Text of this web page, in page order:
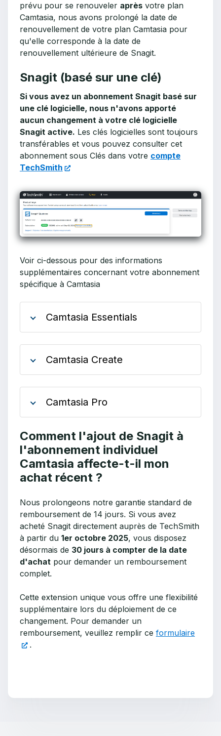
prévu pour se renouveler après votre plan
Camtasia, nous avons prolongé la date de
renouvellement de votre plan Camtasia pour
qu'elle corresponde à la date de
renouvellement ultérieure de Snagit.
Snagit (basé sur une clé)
Si vous avez un abonnement Snagit basé sur
une clé logicielle, nous n'avons apporté
aucun changement à votre clé logicielle
Snagit active. Les clés logicielles sont toujours
transférables et vous pouvez consulter cet
abonnement sous Clés dans votre compte
TechSmith
Voir ci-dessous pour des informations
supplémentaires concernant votre abonnement
spécifique à Camtasia
Camtasia Essentials
Camtasia Create
Camtasia Pro
Comment l'ajout de Snagit à
l'abonnement individuel
Camtasia affecte-t-il mon
achat récent ?
Nous prolongeons notre garantie standard de
remboursement de 14 jours. Si vous avez
acheté Snagit directement auprès de TechSmith
à partir du 1er octobre 2025, vous disposez
désormais de 30 jours à compter de la date
d'achat pour demander un remboursement
complet.
Cette extension unique vous offre une flexibilité
supplémentaire lors du déploiement de ce
changement. Pour demander un
remboursement, veuillez remplir ce formulaire
.